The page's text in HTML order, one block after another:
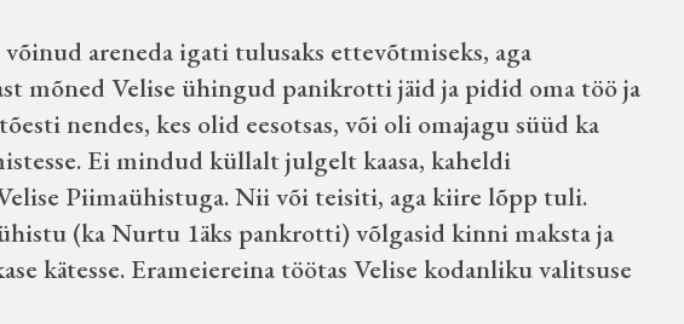
areneda igati tulusaks ettevõtmiseks, aga
mõned Velise ühingud panikrotti jäid ja pidid oma töö ja
nendes, kes olid eesotsas, või oli omajagu süüd ka
Ei mindud küllalt julgelt kaasa, kaheldi
Piimaühistuga. Nii või teisiti, aga kiire lõpp tuli.
(ka Nurtu 1äks pankrotti) võlgasid kinni maksta ja
kätesse. Erameiereina töötas Velise kodanliku valitsuse